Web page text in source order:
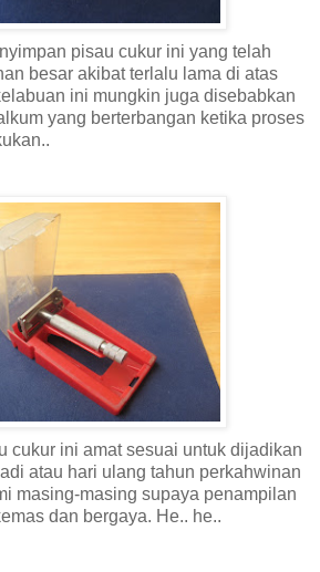
pisau cukur ini yang telah
besar akibat terlalu lama di atas
ini mungkin juga disebabkan
yang berterbangan ketika proses
cukur ini amat sesuai untuk dijadikan
atau hari ulang tahun perkahwinan
masing-masing supaya penampilan
dan bergaya. He.. he..